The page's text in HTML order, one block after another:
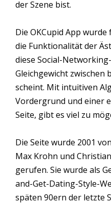
der Szene bist.
Die OKCupid App
die Funktionalität der
diese Social-
Gleichgewicht zwischen
scheint. Mit intuitiven
Vordergrund und einer
Seite, gibt es viel zu
Die Seite wurde 2001
Max Krohn und
gerufen. Sie wurde als
and-Get-Dating-Style-
späten 90ern der letzte